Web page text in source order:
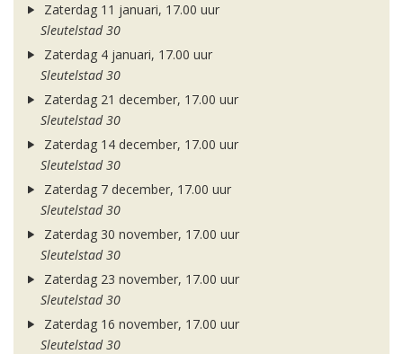
Zaterdag 11 januari, 17.00 uur
Sleutelstad 30
Zaterdag 4 januari, 17.00 uur
Sleutelstad 30
Zaterdag 21 december, 17.00 uur
Sleutelstad 30
Zaterdag 14 december, 17.00 uur
Sleutelstad 30
Zaterdag 7 december, 17.00 uur
Sleutelstad 30
Zaterdag 30 november, 17.00 uur
Sleutelstad 30
Zaterdag 23 november, 17.00 uur
Sleutelstad 30
Zaterdag 16 november, 17.00 uur
Sleutelstad 30